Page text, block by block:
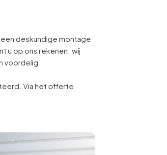
deskundige montage
u op ons rekenen: wij
voordelig
Via het offerte